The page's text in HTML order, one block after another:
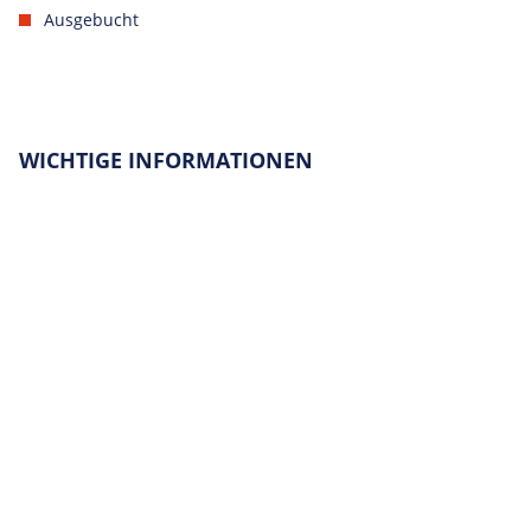
Ausgebucht
WICHTIGE INFORMATIONEN